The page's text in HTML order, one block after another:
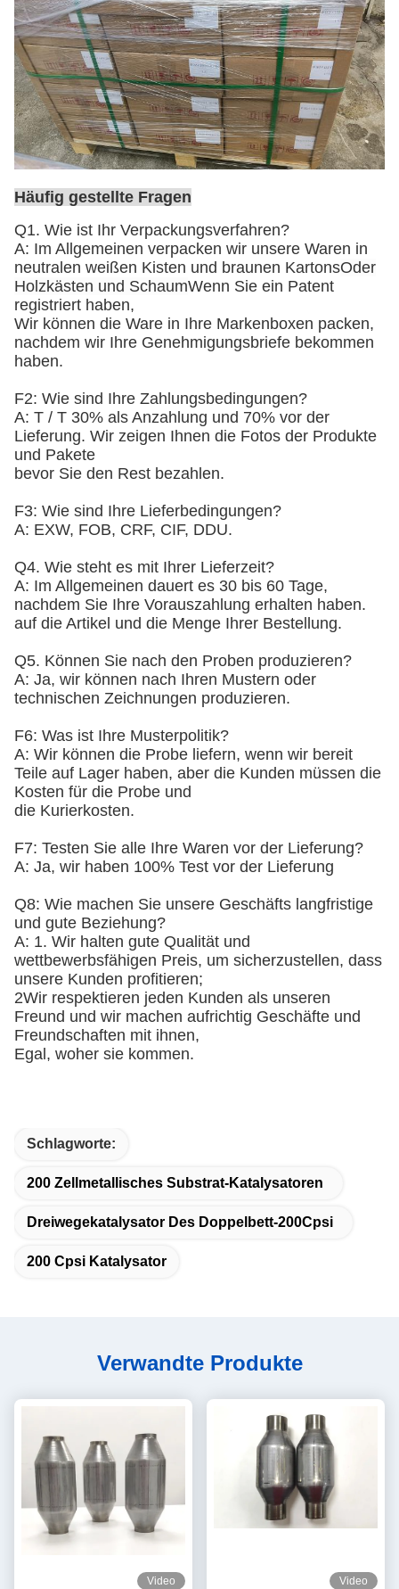
Häufig gestellte Fragen
Q1. Wie ist Ihr Verpackungsverfahren?
A: Im Allgemeinen verpacken wir unsere Waren in
neutralen weißen Kisten und braunen KartonsOder
Holzkästen und SchaumWenn Sie ein Patent
registriert haben,
Wir können die Ware in Ihre Markenboxen packen,
nachdem wir Ihre Genehmigungsbriefe bekommen
haben.
F2: Wie sind Ihre Zahlungsbedingungen?
A: T / T 30% als Anzahlung und 70% vor der
Lieferung. Wir zeigen Ihnen die Fotos der Produkte
und Pakete
bevor Sie den Rest bezahlen.
F3: Wie sind Ihre Lieferbedingungen?
A: EXW, FOB, CRF, CIF, DDU.
Q4. Wie steht es mit Ihrer Lieferzeit?
A: Im Allgemeinen dauert es 30 bis 60 Tage,
nachdem Sie Ihre Vorauszahlung erhalten haben.
auf die Artikel und die Menge Ihrer Bestellung.
Q5. Können Sie nach den Proben produzieren?
A: Ja, wir können nach Ihren Mustern oder
technischen Zeichnungen produzieren.
F6: Was ist Ihre Musterpolitik?
A: Wir können die Probe liefern, wenn wir bereit
Teile auf Lager haben, aber die Kunden müssen die
Kosten für die Probe und
die Kurierkosten.
F7: Testen Sie alle Ihre Waren vor der Lieferung?
A: Ja, wir haben 100% Test vor der Lieferung
Q8: Wie machen Sie unsere Geschäfts langfristige
und gute Beziehung?
A: 1. Wir halten gute Qualität und
wettbewerbsfähigen Preis, um sicherzustellen, dass
unsere Kunden profitieren;
2Wir respektieren jeden Kunden als unseren
Freund und wir machen aufrichtig Geschäfte und
Freundschaften mit ihnen,
Egal, woher sie kommen.
Schlagworte:
200 Zellmetallisches Substrat-Katalysatoren
Dreiwegekatalysator Des Doppelbett-200Cpsi
200 Cpsi Katalysator
Verwandte Produkte
Video Video